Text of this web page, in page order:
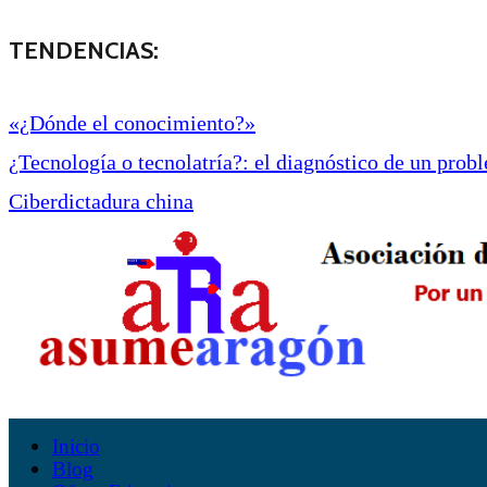
TENDENCIAS:
«¿Dónde el conocimiento?»
¿Tecnología o tecnolatría?: el diagnóstico de un
Ciberdictadura china
Inicio
Blog